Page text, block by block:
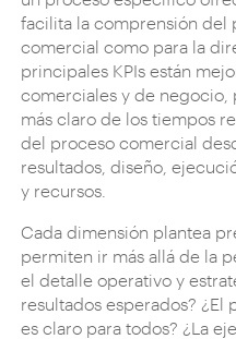
facilita la comprensión del
comercial como para la
principales KPIs están
comerciales y de
más claro de los tiempos
del proceso comercial
resultados, diseño,
y recursos.
Cada dimensión plantea
permiten ir más allá de la
el detalle operativo y
resultados esperados? ¿El
es claro para todos? ¿La